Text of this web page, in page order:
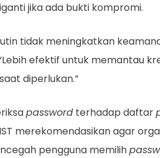
jika ada bukti kompromi.
tidak meningkatkan
efektif untuk memantau
diperlukan.”
password terhadap daftar
merekomendasikan agar
pengguna memilih